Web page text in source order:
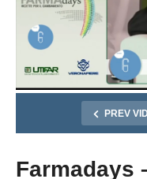
PREV
Farmadays